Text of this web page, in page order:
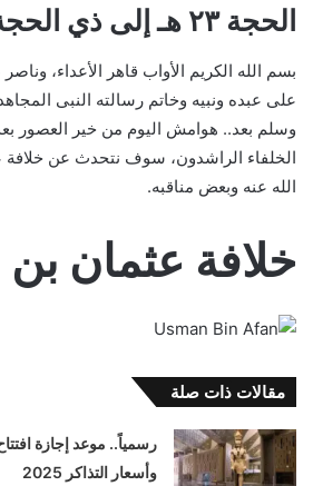
الحجة ٢٣ هـ إلى ذي الحجة ٣٥ هـ
بسم الله الكريم الأواب قاهر الأعداء، وناصر
على عبده ونبيه وخاتم رسالته النبى
وسلم بعد.. هوامش اليوم من خير العصور
الخلفاء الراشدون، سوف نتحدث عن
الله عنه وبعض مناقبه.
خلافة عثمان
مقالات ذات صلة
رسمياً.. موعد إجازة
وأسعار التذاكر 2025